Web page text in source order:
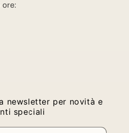
ore:
newsletter per novità e
speciali